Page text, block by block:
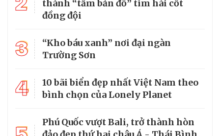
thành “tấm bản đồ” tìm hài cốt
đồng đội
3
“Kho báu xanh” nơi đại ngàn
Trường Sơn
4
10 bãi biển đẹp nhất Việt Nam theo
bình chọn của Lonely Planet
Phú Quốc vượt Bali, trở thành hòn